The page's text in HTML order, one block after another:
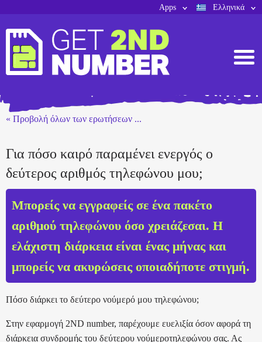
Ελληνικά
Apps
« Προβολή όλων των ερωτήσεων ...
Για πόσο καιρό παραμένει ενεργός ο
δεύτερος αριθμός τηλεφώνου μου;
Μπορείς να εγγραφείς σε ένα πακέτο
αριθμού τηλεφώνου όσο χρειάζεσαι. Η
ελάχιστη διάρκεια είναι ένας μήνας και
μπορείς να ακυρώσεις οποιαδήποτε στιγμή.
Πόσο διάρκει το δεύτερο νούμερό μου τηλεφώνου;
Στην εφαρμογή 2ND number, παρέχουμε ευελιξία όσον αφορά τη
διάρκεια συνδρομής του δεύτερου νούμεροτηλεφώνου σας. Ας